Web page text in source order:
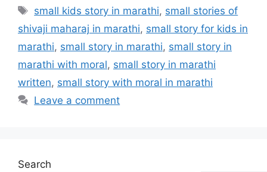
Tags
small kids story in marathi, small stories of
shivaji maharaj in marathi, small story for kids in
marathi, small story in marathi, small story in
marathi with moral, small story in marathi
written, small story with moral in marathi
Leave a comment
Search